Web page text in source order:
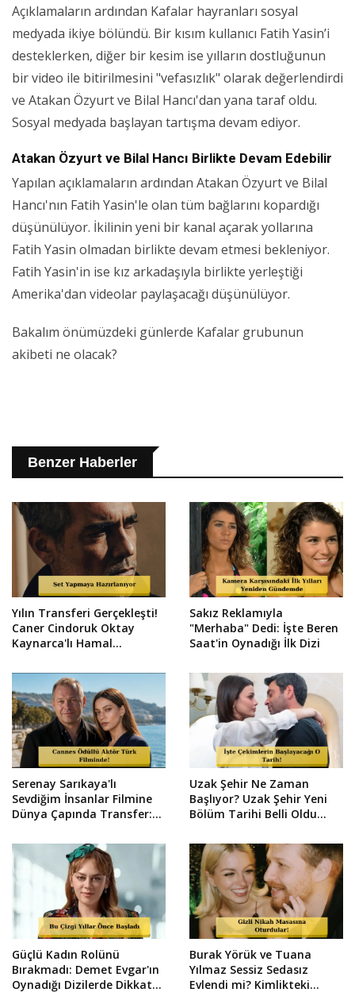
Açıklamaların ardından Kafalar hayranları sosyal
medyada ikiye bölündü. Bir kısım kullanıcı Fatih Yasin’i
desteklerken, diğer bir kesim ise yılların dostluğunun
bir video ile bitirilmesini "vefasızlık" olarak değerlendirdi
ve Atakan Özyurt ve Bilal Hancı'dan yana taraf oldu.
Sosyal medyada başlayan tartışma devam ediyor.
Atakan Özyurt ve Bilal Hancı Birlikte Devam Edebilir
Yapılan açıklamaların ardından Atakan Özyurt ve Bilal
Hancı'nın Fatih Yasin'le olan tüm bağlarını kopardığı
düşünülüyor. İkilinin yeni bir kanal açarak yollarına
Fatih Yasin olmadan birlikte devam etmesi bekleniyor.
Fatih Yasin'in ise kız arkadaşıyla birlikte yerleştiği
Amerika'dan videolar paylaşacağı düşünülüyor.
Bakalım önümüzdeki günlerde Kafalar grubunun
akibeti ne olacak?
Benzer Haberler
Yılın Transferi Gerçekleşti!
Caner Cindoruk Oktay
Kaynarca'lı Hamal
Sakız Reklamıyla
"Merhaba" Dedi: İşte Beren
Saat'in Oynadığı İlk Dizi
Serenay Sarıkaya'lı
Sevdiğim İnsanlar Filmine
Dünya Çapında Transfer:
Uzak Şehir Ne Zaman
Başlıyor? Uzak Şehir Yeni
Bölüm Tarihi Belli Oldu
Güçlü Kadın Rolünü
Bırakmadı: Demet Evgar'ın
Oynadığı Dizilerde Dikkat
Burak Yörük ve Tuana
Yılmaz Sessiz Sedasız
Evlendi mi? Kimlikteki